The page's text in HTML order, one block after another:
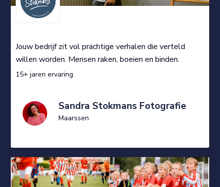
Jouw bedrijf zit vol prachtige verhalen die verteld
willen worden. Mensen raken, boeien en binden.
15+ jaren ervaring
Sandra Stokmans Fotografie
Maarssen